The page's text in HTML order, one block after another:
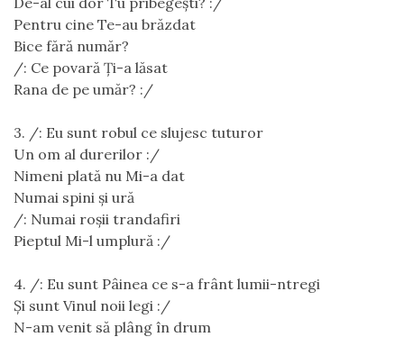
Pentru cine Te-au brăzdat
Bice fără număr?
/: Ce povară Ţi-a lăsat
Rana de pe umăr? :/
3. /: Eu sunt robul ce slujesc tuturor
Un om al durerilor :/
Nimeni plată nu Mi-a dat
Numai spini şi ură
/: Numai roşii trandafiri
Pieptul Mi-l umplură :/
4. /: Eu sunt Pâinea ce s-a frânt lumii-ntregi
Şi sunt Vinul noii legi :/
N-am venit să plâng în drum